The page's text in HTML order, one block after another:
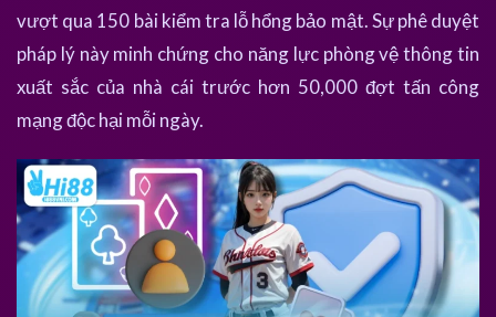
vượt qua 150 bài kiểm tra lỗ hổng bảo mật. Sự phê duyệt
pháp lý này minh chứng cho năng lực phòng vệ thông tin
xuất sắc của nhà cái trước hơn 50,000 đợt tấn công
mạng độc hại mỗi ngày.